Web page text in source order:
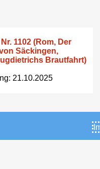
1102 (Rom, Der
Säckingen,
Brautfahrt)
21.10.2025